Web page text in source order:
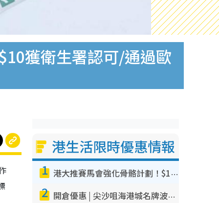
獲衛生署認可/通過歐
港生活限時優惠情報
1 港大推賽馬會強化骨骼計劃！$100骨質密度X光檢查 完成免費運動訓練送超市禮券！附參加資格
2 開倉優惠 | 尖沙咀海港城名牌波鞋開倉低至1折！On鞋$899起／Joy&Peace鞋履$98起